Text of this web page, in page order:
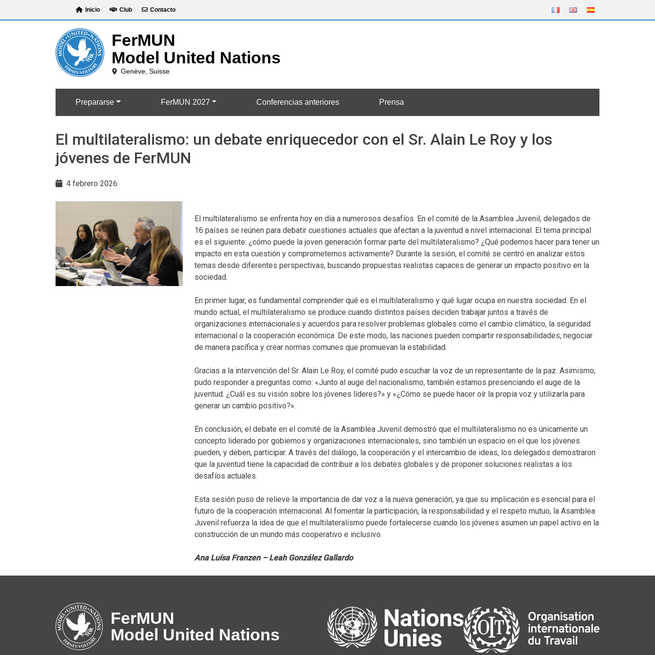
Inicio Club Contacto
Prepararse FerMUN 2027 Conferencias anteriores Prensa
El multilateralismo: un debate enriquecedor con el Sr. Alain Le Roy y los
jóvenes de FerMUN
4 febrero 2026
El multilateralismo se enfrenta hoy en día a numerosos desafíos. En el comité de la Asamblea Juvenil, delegados de
16 países se reúnen para debatir cuestiones actuales que afectan a la juventud a nivel internacional. El tema principal
es el siguiente: ¿cómo puede la joven generación formar parte del multilateralismo? ¿Qué podemos hacer para tener un
impacto en esta cuestión y comprometernos activamente? Durante la sesión, el comité se centró en analizar estos
temas desde diferentes perspectivas, buscando propuestas realistas capaces de generar un impacto positivo en la
sociedad.
En primer lugar, es fundamental comprender qué es el multilateralismo y qué lugar ocupa en nuestra sociedad. En el
mundo actual, el multilateralismo se produce cuando distintos países deciden trabajar juntos a través de
organizaciones internacionales y acuerdos para resolver problemas globales como el cambio climático, la seguridad
internacional o la cooperación económica. De este modo, las naciones pueden compartir responsabilidades, negociar
de manera pacífica y crear normas comunes que promuevan la estabilidad.
Gracias a la intervención del Sr. Alain Le Roy, el comité pudo escuchar la voz de un representante de la paz. Asimismo,
pudo responder a preguntas como: «Junto al auge del nacionalismo, también estamos presenciando el auge de la
juventud. ¿Cuál es su visión sobre los jóvenes líderes?» y «¿Cómo se puede hacer oír la propia voz y utilizarla para
generar un cambio positivo?».
En conclusión, el debate en el comité de la Asamblea Juvenil demostró que el multilateralismo no es únicamente un
concepto liderado por gobiernos y organizaciones internacionales, sino también un espacio en el que los jóvenes
pueden, y deben, participar. A través del diálogo, la cooperación y el intercambio de ideas, los delegados demostraron
que la juventud tiene la capacidad de contribuir a los debates globales y de proponer soluciones realistas a los
desafíos actuales.
Esta sesión puso de relieve la importancia de dar voz a la nueva generación, ya que su implicación es esencial para el
futuro de la cooperación internacional. Al fomentar la participación, la responsabilidad y el respeto mutuo, la Asamblea
Juvenil refuerza la idea de que el multilateralismo puede fortalecerse cuando los jóvenes asumen un papel activo en la
construcción de un mundo más cooperativo e inclusivo.
Ana Luísa Franzen – Leah González Gallardo
FerMUN
Model United Nations